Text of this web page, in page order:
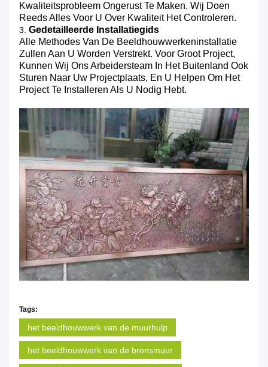
Kwaliteitsprobleem Ongerust Te Maken. Wij Doen
Reeds Alles Voor U Over Kwaliteit Het Controleren.
3. Gedetailleerde Installatiegids
Alle Methodes Van De Beeldhouwwerkeninstallatie
Zullen Aan U Worden Verstrekt. Voor Groot Project,
Kunnen Wij Ons Arbeidersteam In Het Buitenland Ook
Sturen Naar Uw Projectplaats, En U Helpen Om Het
Project Te Installeren Als U Nodig Hebt.
Tags:
het beeldhouwwerk van de muurhulp
het beeldhouwwerk van de bronsmuur